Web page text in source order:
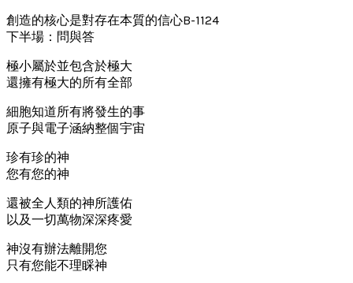
創造的核心是對存在本質的信心B-1124
下半場：問與答
極小屬於並包含於極大
還擁有極大的所有全部
細胞知道所有將發生的事
原子與電子涵納整個宇宙
珍有珍的神
您有您的神
還被全人類的神所護佑
以及一切萬物深深疼愛
神沒有辦法離開您
只有您能不理睬神